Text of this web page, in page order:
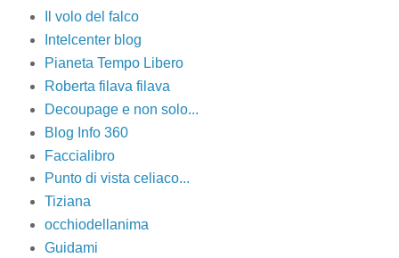
Il volo del falco
Intelcenter blog
Pianeta Tempo Libero
Roberta filava filava
Decoupage e non solo...
Blog Info 360
Faccialibro
Punto di vista celiaco...
Tiziana
occhiodellanima
Guidami